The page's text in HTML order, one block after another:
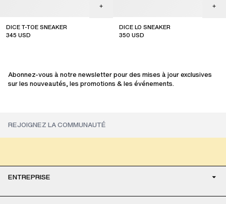
DICE T-TOE SNEAKER
345 USD
DICE LO SNEAKER
350 USD
Abonnez-vous à notre newsletter pour des mises à jour exclusives
sur les nouveautés, les promotions & les événements.
ENTREPRISE